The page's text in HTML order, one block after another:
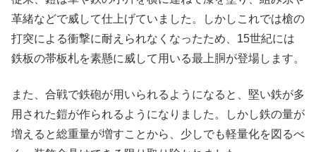
革緒などで威して仕上げていました。しかしこれでは槍の
打突による衝撃に耐えられなくなったため、15世紀には
鉄板の帯板札を素懸に威して用いる最上胴が登場します。
また、合戦で鉄砲が用いられるようになると、堅い鉄が多
用された鎧が作られるようになりました。しかし鉄の量が
増えると総重量が増すことから、少しでも軽量化を図るべ